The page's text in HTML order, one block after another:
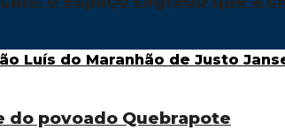
do povoado Quebrapote